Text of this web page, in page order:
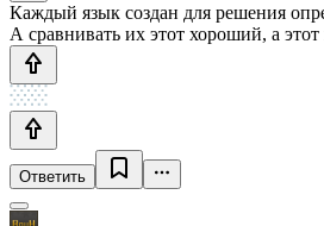
Каждый язык создан для решения
А сравнивать их этот хороший, а
Ответить